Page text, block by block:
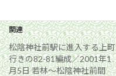
関連
松陰神社前駅に進入する上町
行きの82-81編成／2001年1
月5日 若林〜松陰神社前間